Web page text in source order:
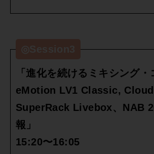
「進化を続けるミキシング
eMotion LV1 Classic,
SuperRack Livebox、NAB
報」
15:20〜16:05